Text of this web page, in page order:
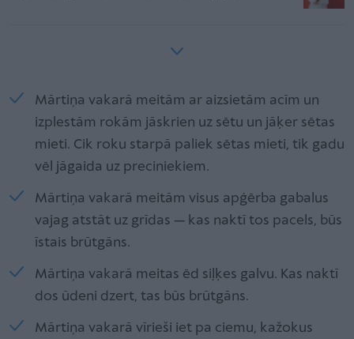
Mārtiņa vakarā meitām ar aizsietām acīm un
izplestām rokām jāskrien uz sētu un jāķer sētas
mieti. Cik roku starpā paliek sētas mieti, tik gadu
vēl jāgaida uz preciniekiem.
Mārtiņa vakarā meitām visus apģērba gabalus
vajag atstāt uz grīdas — kas naktī tos pacels, būs
īstais brūtgāns.
Mārtiņa vakarā meitas ēd siļķes galvu. Kas naktī
dos ūdeni dzert, tas būs brūtgāns.
Mārtiņa vakarā vīrieši iet pa ciemu, kažokus